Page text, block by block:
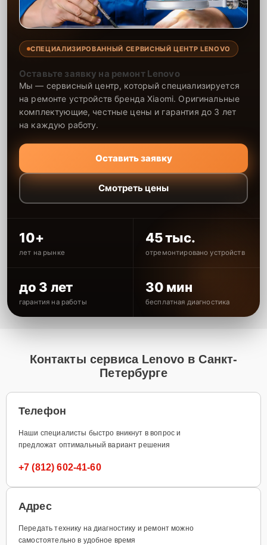
СПЕЦИАЛИЗИРОВАННЫЙ СЕРВИСНЫЙ ЦЕНТР LENOVO
Оставьте заявку на ремонт Lenovo
Мы — сервисный центр, который специализируется
на ремонте устройств бренда Xiaomi. Оригинальные
комплектующие, честные цены и гарантия до 3 лет
на каждую работу.
Оставить заявку
Смотреть цены
10+
лет на рынке
45 тыс.
отремонтировано устройств
до 3 лет
гарантия на работы
30 мин
бесплатная диагностика
Контакты сервиса Lenovo в Санкт-
Петербурге
Телефон
Наши специалисты быстро вникнут в вопрос и
предложат оптимальный вариант решения
+7 (812) 602-41-60
Адрес
Передать технику на диагностику и ремонт можно
самостоятельно в удобное время